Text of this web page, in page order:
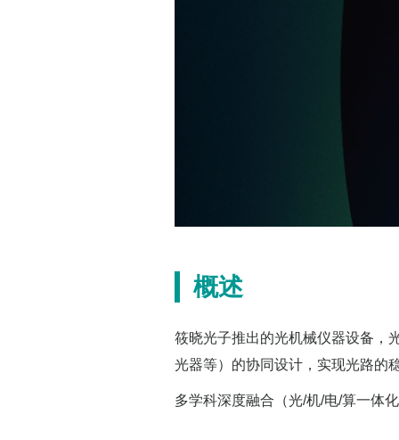
概述
筱晓光子推出的光机械仪器设备，
光器等）的协同设计，实现光路的
多学科深度融合（光/机/电/算一体